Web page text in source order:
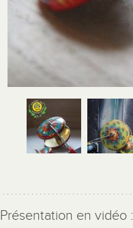
Présentation en vidéo :